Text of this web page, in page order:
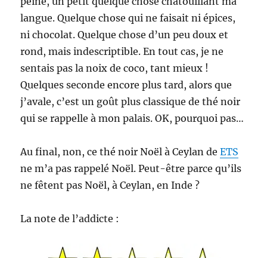
langue. Quelque chose qui ne faisait ni épices,
ni chocolat. Quelque chose d’un peu doux et
rond, mais indescriptible. En tout cas, je ne
sentais pas la noix de coco, tant mieux !
Quelques seconde encore plus tard, alors que
j’avale, c’est un goût plus classique de thé noir
qui se rappelle à mon palais. OK, pourquoi pas…
Au final, non, ce thé noir Noël à Ceylan deETS
ne m’a pas rappelé Noël. Peut-être parce qu’ils
ne fêtent pas Noël, à Ceylan, en Inde ?
La note de l’addicte :